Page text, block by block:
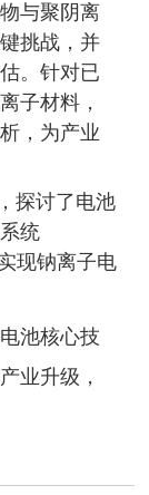
与聚阴离
挑战，并
。针对已
子材料，
，为产业
探讨了电池
统
现钠离子电
池核心技
业升级，